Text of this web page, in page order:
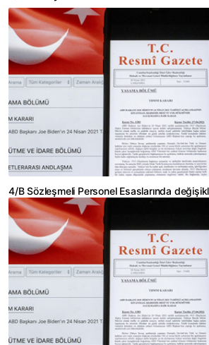
4/B Sözleşmeli Personel Esaslarında